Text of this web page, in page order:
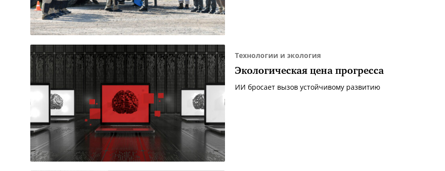
Технологии и экология
Экологическая цена прогресса
ИИ бросает вызов устойчивому развитию